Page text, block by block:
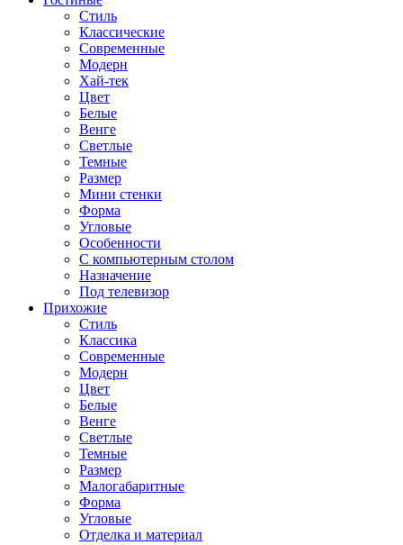
Стиль
Классические
Современные
Модерн
Хай-тек
Цвет
Белые
Венге
Светлые
Темные
Размер
Мини стенки
Форма
Угловые
Особенности
С компьютерным столом
Назначение
Под телевизор
Прихожие
Стиль
Классика
Современные
Модерн
Цвет
Белые
Венге
Светлые
Темные
Размер
Малогабаритные
Форма
Угловые
Отделка и материал